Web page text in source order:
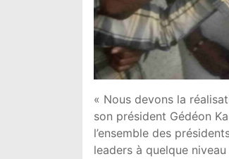
« Nous devons la
son président Gédéon
l’ensemble des
leaders à quelque